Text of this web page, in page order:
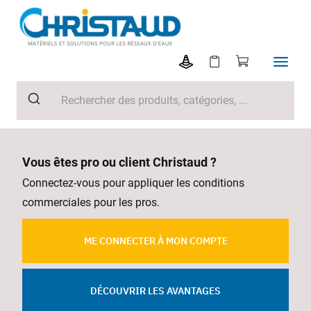
Vous êtes pro ou client Christaud ?
Connectez-vous pour appliquer les conditions
commerciales pour les pros.
ME CONNECTER À MON COMPTE
DÉCOUVRIR LES AVANTAGES